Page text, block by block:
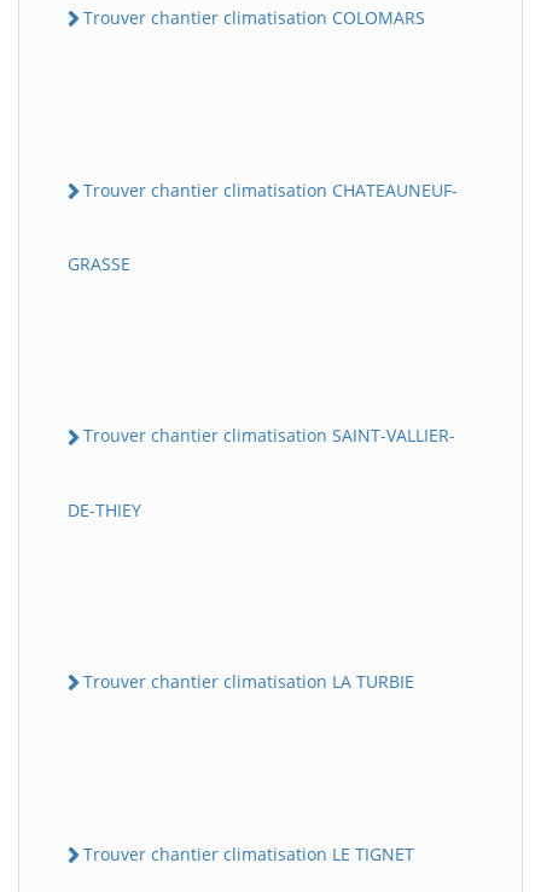
Trouver chantier climatisation COLOMARS
Trouver chantier climatisation CHATEAUNEUF-
GRASSE
Trouver chantier climatisation SAINT-VALLIER-
DE-THIEY
Trouver chantier climatisation LA TURBIE
Trouver chantier climatisation LE TIGNET